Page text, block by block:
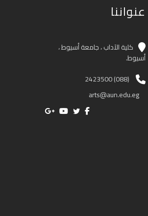
عنواننا
كلية الآداب ، جامعة أسيوط ،
أسيوط.
(088) 2423500